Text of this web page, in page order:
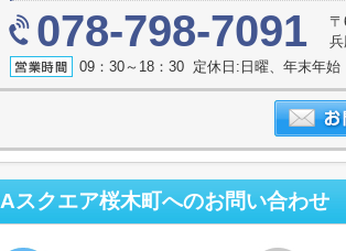
078-798-7091
〒
09：30～18：30 定休日:日曜、年末年始
Aスクエア桜木町へのお問い合わせ